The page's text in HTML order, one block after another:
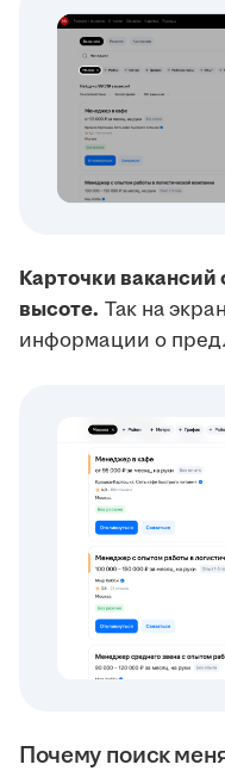
Карточки вакансий
высоте. Так на
информации о
Почему поиск